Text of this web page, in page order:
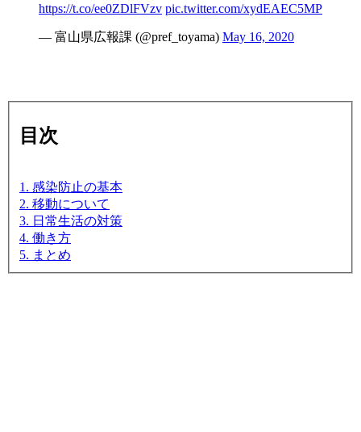
https://t.co/ee0ZDlFVzv pic.twitter.com/xydEAEC5MP
— 富山県広報課 (@pref_toyama) May 16, 2020
目次
1. 感染防止の基本
2. 移動について
3. 日常生活の対策
4. 働き方
5. まとめ